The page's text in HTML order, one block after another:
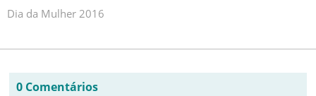
Dia da Mulher 2016
0 Comentários